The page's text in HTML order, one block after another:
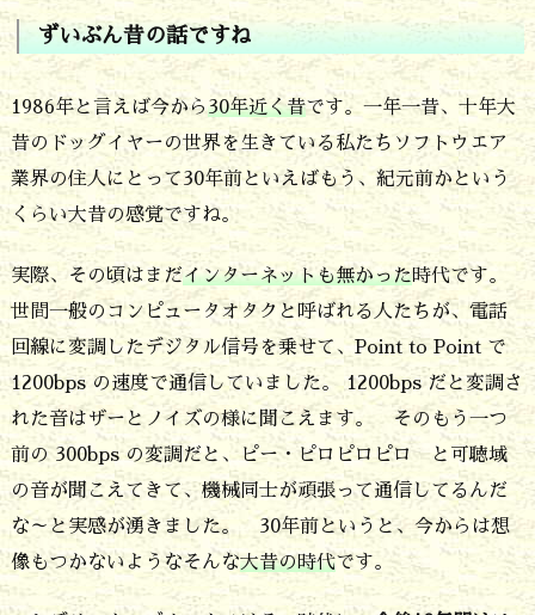
e
e
n
g
i
n
e
r
i
n
g
3.
い
ずいぶん昔の話ですね
1986年と言えば今から30年近く昔です。一年一昔、十年大
昔のドッグイヤーの世界を生きている私たちソフトウエア
業界の住人にとって30年前といえばもう、紀元前かという
くらい大昔の感覚ですね。
実際、その頃はまだインターネットも無かった時代です。
世間一般のコンピュータオタクと呼ばれる人たちが、電話
回線に変調したデジタル信号を乗せて、Point to Point で
1200bps の速度で通信していました。 1200bps だと変調さ
れた音はザーとノイズの様に聞こえます。 そのもう一つ
前の 300bps の変調だと、ピー・ピロピロピロ と可聴域
の音が聞こえてきて、機械同士が頑張って通信してるんだ
な～と実感が湧きました。 30年前というと、今からは想
像もつかないようなそんな大昔の時代です。